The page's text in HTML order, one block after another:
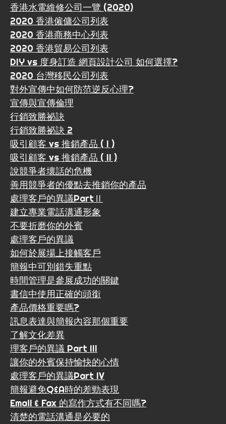
香港水電維修公司一覽 (2020)
2020 香港僱傭公司列表
2020 香港商務中心列表
2020 香港貿易公司列表
DIY vs 度身訂造 網頁設計公司 如何選擇?
2020 台灣移民公司列表
對外宣傳中如何防范逆反心理?
宣傳與宣傳倫理
行銷致勝祕訣
行銷致勝祕訣 2
吸引顧客 vs 推銷產品 ( I )
吸引顧客 vs 推銷產品 ( II )
說競爭者壞話的危機
善用競爭者的優點去推銷你的產品
處理客戶的異議PartⅡ
建立專業電話溝通形象
不要折磨你的外賓
處理客戶的異議
如何於展場上接觸客戶
簡報中可別錯失重點
時間管理是參展成功的關鍵
書信中使用正確的頭銜
產品價格重要嗎?
訊息表達與簡報內容那個重要
了解文化差異
理客戶的異議 Part III
讓你的外賓保持愉快的心情
處理客戶的異議Part IV
簡報避免Q&A時的差勁表現
Email & Fax 的寫作方式有不同嗎?
清楚的電話溝通是必要的